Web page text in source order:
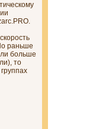
раньше
больше
то